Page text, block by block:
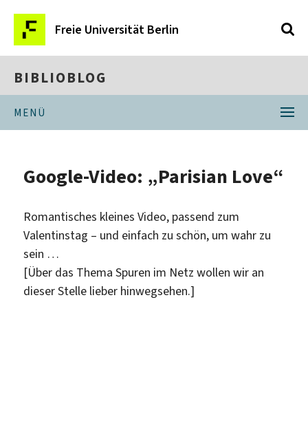
Freie Universität Berlin
BIBLIOBLOG
MENÜ
Google-Video: „Parisian Love“
Romantisches kleines Video, passend zum
Valentinstag – und einfach zu schön, um wahr zu
sein …
[Über das Thema Spuren im Netz wollen wir an
dieser Stelle lieber hinwegsehen.]